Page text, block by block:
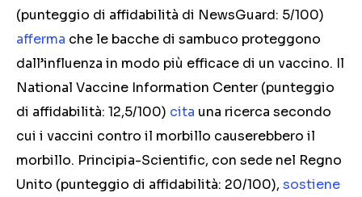
(punteggio di affidabilità di NewsGuard: 5/100)
afferma che le bacche di sambuco proteggono
dall’influenza in modo più efficace di un vaccino. Il
National Vaccine Information Center (punteggio
di affidabilità: 12,5/100) cita una ricerca secondo
cui i vaccini contro il morbillo causerebbero il
morbillo. Principia-Scientific, con sede nel Regno
Unito (punteggio di affidabilità: 20/100), sostiene